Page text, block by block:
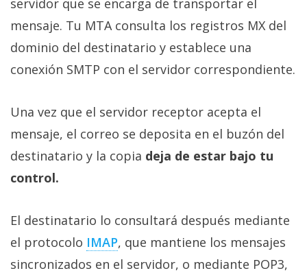
mensaje. Tu MTA consulta los registros MX del
dominio del destinatario y establece una
conexión SMTP con el servidor correspondiente.
Una vez que el servidor receptor acepta el
mensaje, el correo se deposita en el buzón del
destinatario y la copia deja de estar bajo tu
control.
El destinatario lo consultará después mediante
el protocolo IMAP‎, que mantiene los mensajes
sincronizados en el servidor, o mediante POP3,